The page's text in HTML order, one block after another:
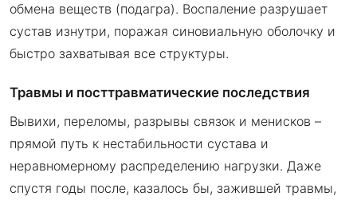
обмена веществ (подагра). Воспаление разрушает
сустав изнутри, поражая синовиальную оболочку и
быстро захватывая все структуры.
Травмы и посттравматические последствия
Вывихи, переломы, разрывы связок и менисков –
прямой путь к нестабильности сустава и
неравномерному распределению нагрузки. Даже
спустя годы после, казалось бы, зажившей травмы,